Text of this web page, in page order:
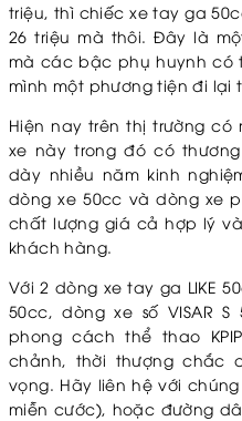
triệu, thì chiếc xe tay ga
26 triệu mà thôi. Đây là
mà các bậc phụ huynh có
mình một phương tiện đi lại
Hiện nay trên thị trường
xe này trong đó có
dày nhiều năm kinh
dòng xe 50cc và dòng xe
chất lượng giá cả hợp lý
khách hàng.
Với 2 dòng xe tay ga LIKE
50cc, dòng xe số VISAR
phong cách thể thao
chảnh, thời thượng chắc
vọng. Hãy liên hệ với
miễn cước), hoặc đường